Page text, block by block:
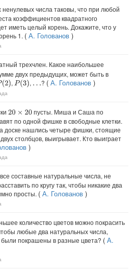
ненулевых числа таковы, что при любой
коэффициентов квадратного
иметь целый корень. Докажите, что у
1. ( А. Голованов )
трехчлен. Какое наибольшее
двух предыдущих, может быть в
(2) , P(3) , ? (А. Голованов )
20 ×20
пусты. Миша и Саша по
по одной фишке в свободные клетки.
доске нашлись четыре фишки, стоящие
столбцов, выигрывает. Кто выиграет
)
составные натуральные числа, не
по кругу так, чтобы никакие два
просты. ( А. Голованов )
количество цветов можно покрасить
любые два натуральных числа,
покрашены в разные цвета? ( А.